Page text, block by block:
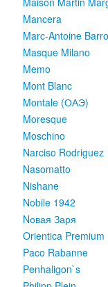
Mancera
Marc-Antoine
Masque Milano
Memo
Mont Blanc
Montale (ОАЭ)
Moresque
Moschino
Narciso Rodriguez
Nasomatto
Nishane
Nobile 1942
Nовая Заря
Orientica Premium
Paco Rabanne
Penhaligon`s